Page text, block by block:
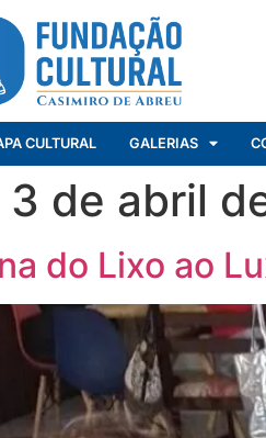
CULTURAL GALERIAS
3 de abril
do Lixo ao